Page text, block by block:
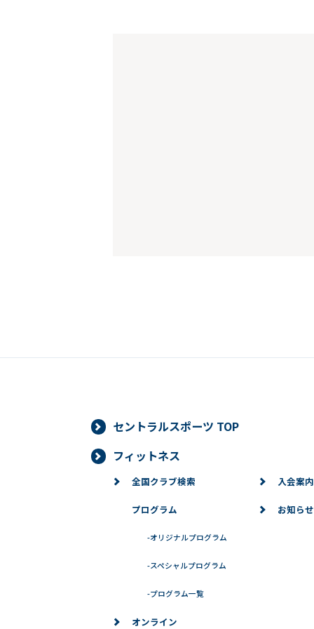
セントラルスポーツ TOP
フィットネス
全国クラブ検索
プログラム
-オリジナルプログラム
-スペシャルプログラム
-プログラム一覧
オンライン
入会案内
お知らせ